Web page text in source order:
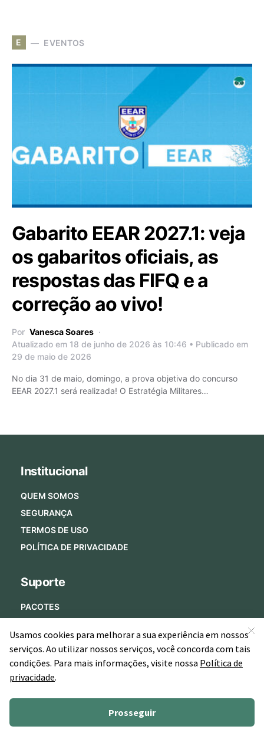
E EVENTOS
Gabarito EEAR 2027.1: veja
os gabaritos oficiais, as
respostas das FIFQ e a
correção ao vivo!
Por Vanesca Soares
Atualizado em 18 de junho de 2026 às 10:46 • Publicado em
29 de maio de 2026
No dia 31 de maio, domingo, a prova objetiva do concurso
EEAR 2027.1 será realizada! O Estratégia Militares…
Institucional
QUEM SOMOS
SEGURANÇA
TERMOS DE USO
POLÍTICA DE PRIVACIDADE
Suporte
PACOTES
INSTITUTOS MILITARES
POR QUE ESTRATÉGIA MILITARES?
PERGUNTAS FREQUENTES